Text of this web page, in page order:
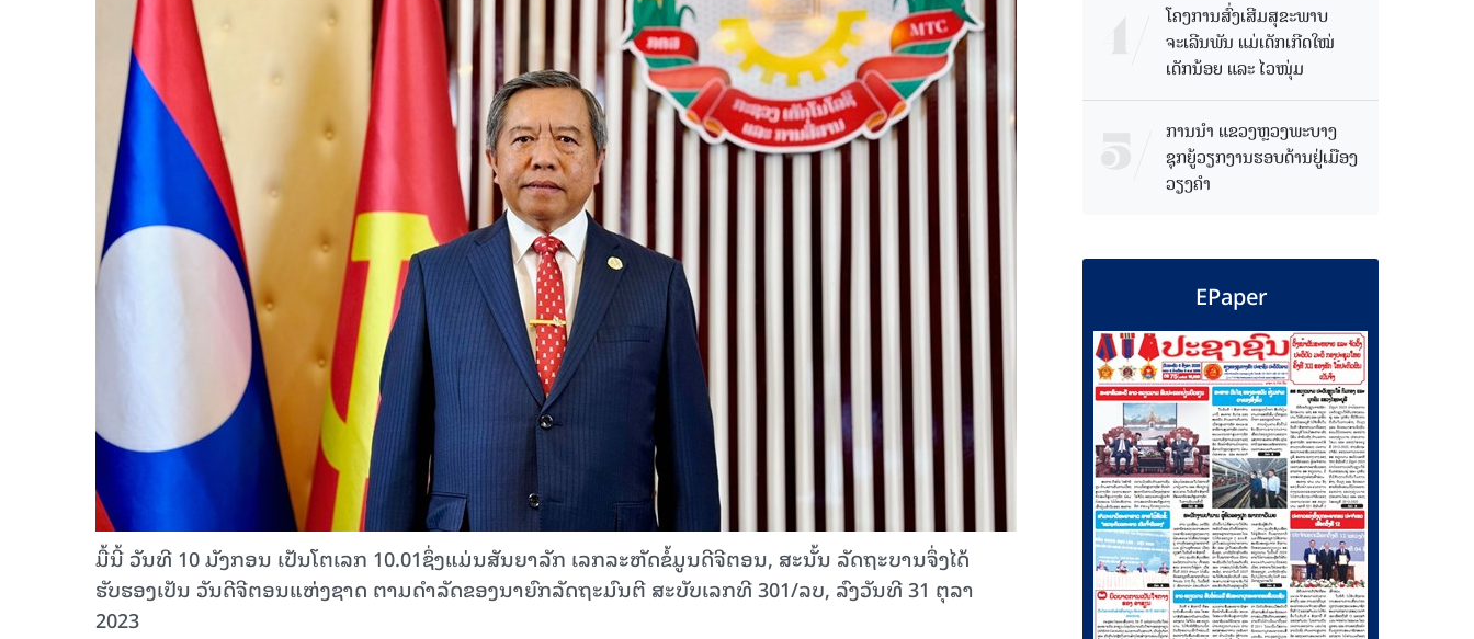
ມື້ນີ້ ວັນທີ 10 ມັງກອນ ເປັນໂຕເລກ 10.01ຊຶ່ງແມ່ນສັນຍາລັກ ເລກລະຫັດຂໍ້ມູນດີຈີຕອນ, ສະນັ້ນ ລັດຖະບານຈຶ່ງໄດ້
ຮັບຮອງເປັນ ວັນດີຈີຕອນແຫ່ງຊາດ ຕາມດຳລັດຂອງນາຍົກລັດຖະມົນຕີ ສະບັບເລກທີ 301/ລບ, ລົງວັນທີ 31 ຕຸລາ
2023
ໂຄງການສົ່ງເສີມສຸຂະພາບ
ຈະເລີນພັນ ແມ່ເດັກເກີດໃໝ່
ເດັກນ້ອຍ ແລະ ໄວໜຸ່ມ
ການນຳ ແຂວງຫຼວງພະບາງ
ຊຸກຍູ້ວຽກງານຮອບດ້ານຢູ່ເມືອງ
ວຽງຄໍາ
EPaper